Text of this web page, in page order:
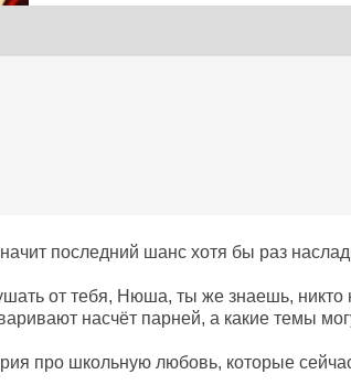
последний шанс хотя бы раз
от тебя, Нюша, ты же знаешь, никто
насчёт парней, а какие темы
про школьную любовь, которые